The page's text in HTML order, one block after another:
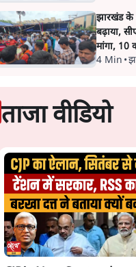
झारखंड के
बढ़ाया,
मांगा, 10
4 Min •
ताजा वीडियो